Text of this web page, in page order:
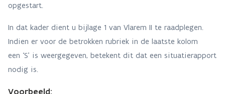
opgestart.
In dat kader dient u bijlage 1 van Vlarem II te raadplegen.
Indien er voor de betrokken rubriek in de laatste kolom
een ‘S’ is weergegeven, betekent dit dat een situatierapport
nodig is.
Voorbeeld: